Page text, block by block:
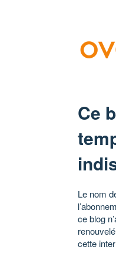
Ce
Le nom
ce blog
cette